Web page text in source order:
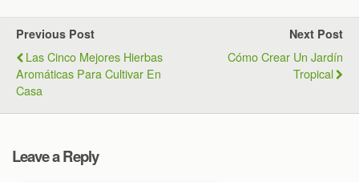
Previous Post
Las Cinco Mejores Hierbas
Aromáticas Para Cultivar En
Casa
Next Post
Cómo Crear Un Jardín
Tropical
Leave a Reply